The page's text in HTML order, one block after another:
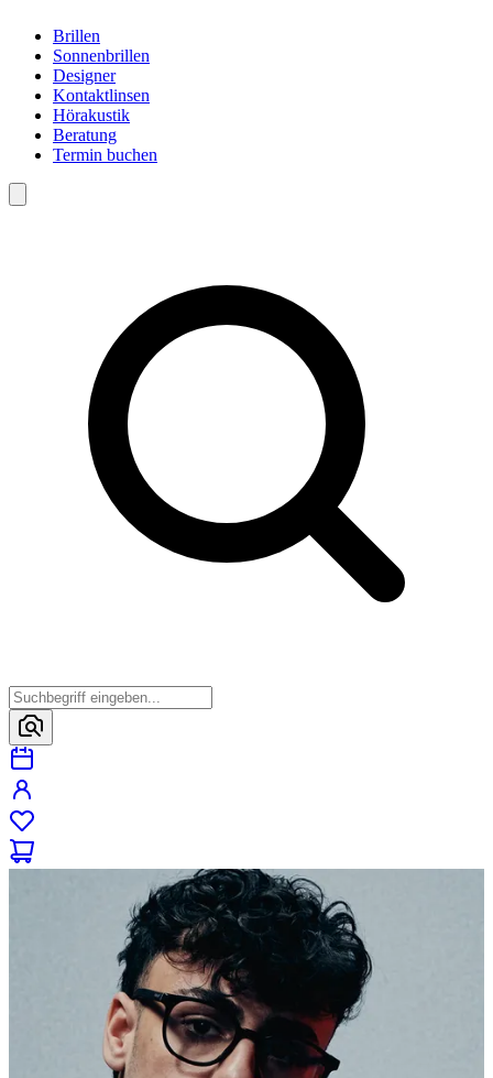
Brillen
Sonnenbrillen
Designer
Kontaktlinsen
Hörakustik
Beratung
Termin buchen